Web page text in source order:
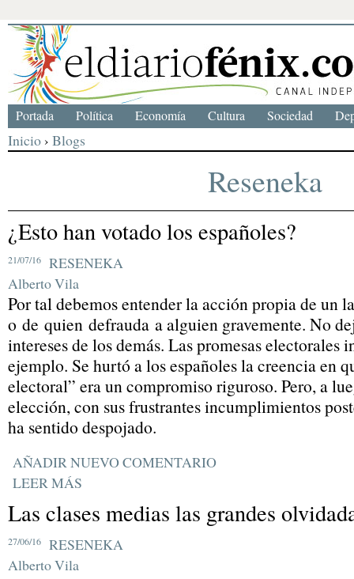
Inicio › Blogs
Reseneka
¿Esto han votado los españoles?
21/07/16
RESENEKA
Alberto Vila
Por tal debemos entender la acción propia de un
o de quien defrauda a alguien gravemente. No
intereses de los demás. Las promesas electorales
ejemplo. Se hurtó a los españoles la creencia en
electoral” era un compromiso riguroso. Pero, a
elección, con sus frustrantes incumplimientos
ha sentido despojado.
AÑADIR NUEVO COMENTARIO
LEER MÁS
Las clases medias las grandes
27/06/16
RESENEKA
Alberto Vila
Portada Política Economía Cultura Sociedad